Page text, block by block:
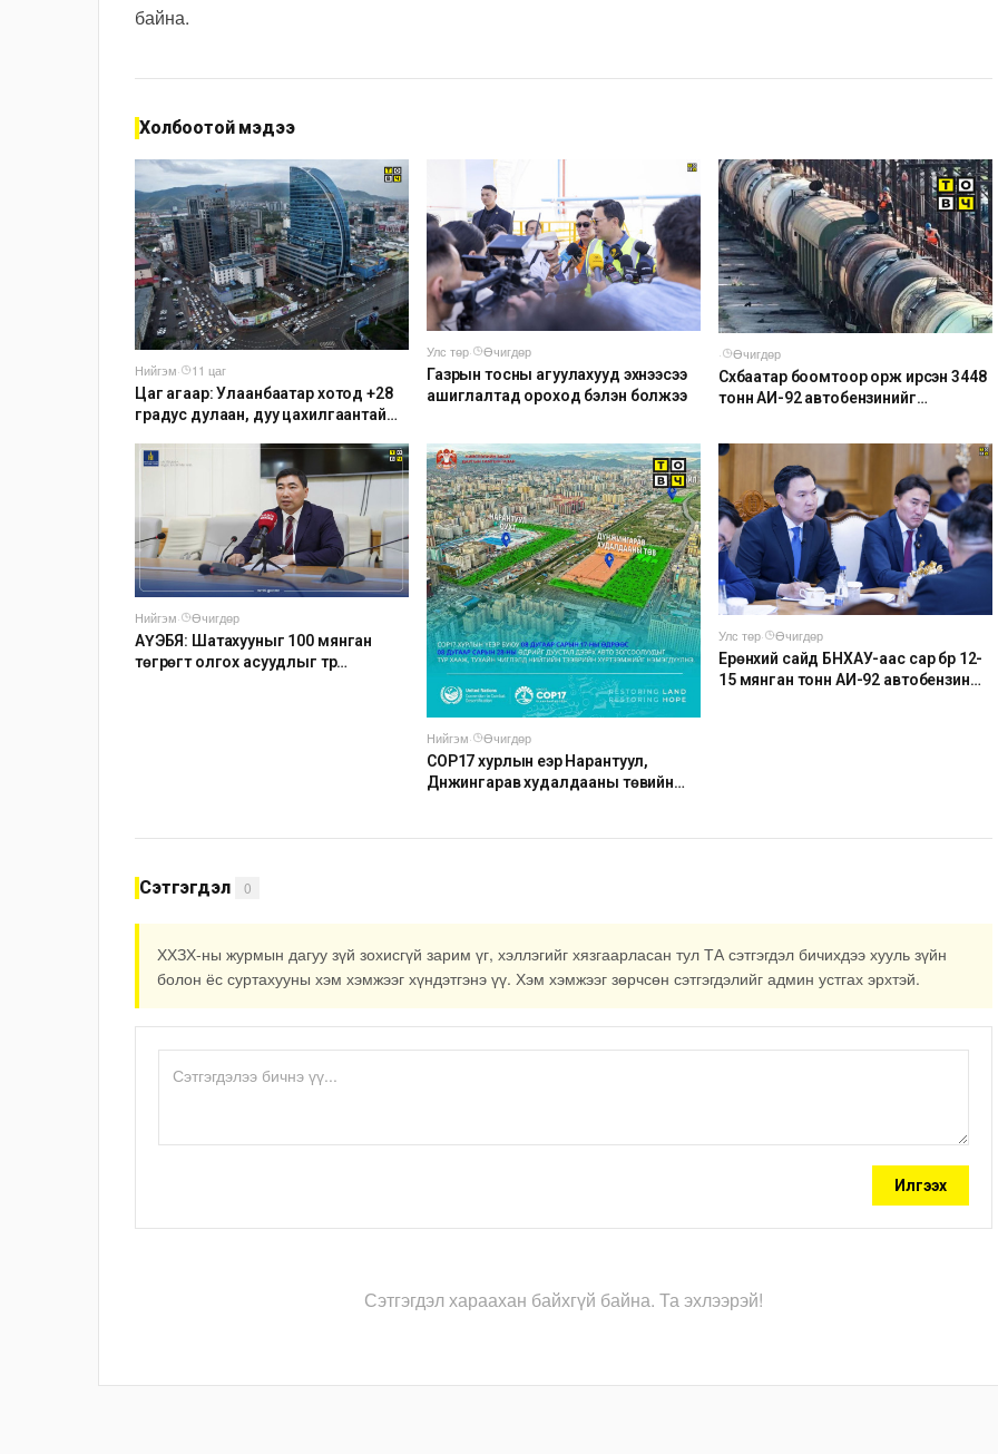
байна.
Холбоотой мэдээ
Нийгэм·
11 цаг
Цаг агаар: Улаанбаатар хотод +28
градус дулаан, дуу цахилгаантай
Улс төр·
Өчигдөр
Газрын тосны агуулахууд эхнээсээ
ашиглалтад ороход бэлэн болжээ
·
Өчигдөр
Сүхбаатар боомтоор орж ирсэн 3448
тонн АИ-92 автобензинийг
зохион байгуулж байна
Нийгэм·
Өчигдөр
АҮЭБЯ: Шатахууныг 100 мянган
төгрөгт олгох асуудлыг түр
Нийгэм·
Өчигдөр
COP17 хурлын үеэр Нарантуул,
Дүнжингарав худалдааны төвийн
Улс төр·
Өчигдөр
Ерөнхий сайд БНХАУ-аас сар бүр 12-
15 мянган тонн АИ-92 автобензин
Сэтгэгдэл 0
ХХЗХ-ны журмын дагуу зүй зохисгүй зарим үг, хэллэгийг хязгаарласан тул ТА сэтгэгдэл бичихдээ хууль зүйн
болон ёс суртахууны хэм хэмжээг хүндэтгэнэ үү. Хэм хэмжээг зөрчсөн сэтгэгдэлийг админ устгах эрхтэй.
Илгээх
Сэтгэгдэл хараахан байхгүй байна. Та эхлээрэй!